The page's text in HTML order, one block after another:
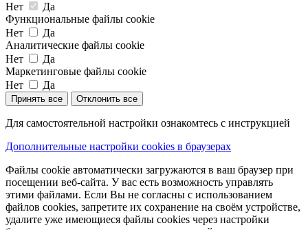
Нет
Да
Функциональные файлы cookie
Нет
Да
Аналитические файлы cookie
Нет
Да
Маркетинговые файлы cookie
Нет
Да
Принять все Отклонить все
Для самостоятельной настройки ознакомтесь с инструкцией
Дополнительные настройки cookies в браузерах
Файлы cookie автоматически загружаются в ваш браузер при
посещении веб-сайта. У вас есть возможность управлять
этими файлами. Если Вы не согласны с использованием
файлов cookies, запретите их сохранение на своём устройстве,
удалите уже имеющиеся файлы cookies через настройки